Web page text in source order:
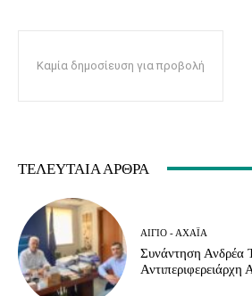
Καμία δημοσίευση για προβολή
ΤΕΛΕΥΤΑΊΑ ΆΡΘΡΑ
ΑΊΓΙΟ - ΑΧΑΪ́Α
Συνάντηση Ανδρέα